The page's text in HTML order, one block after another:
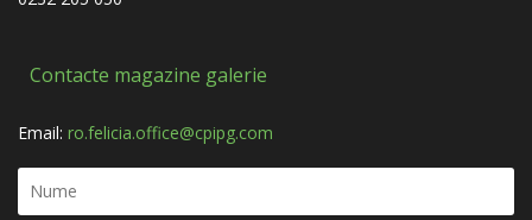
Contacte magazine galerie
Email: ro.felicia.office@cpipg.com